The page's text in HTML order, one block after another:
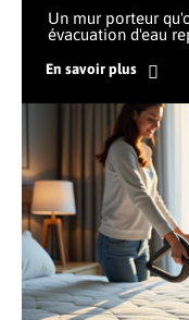
Un mur porteur
évacuation d'eau
En savoir plus